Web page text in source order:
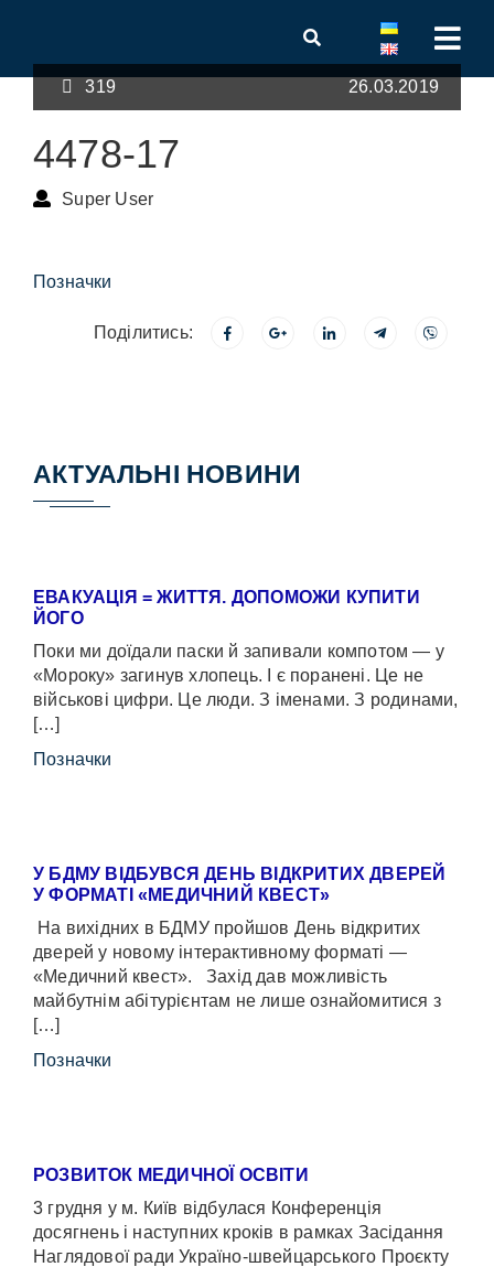
319 26.03.2019
4478-17
Super User
Позначки
Поділитись:
АКТУАЛЬНІ НОВИНИ
ЕВАКУАЦІЯ = ЖИТТЯ. ДОПОМОЖИ КУПИТИ
ЙОГО
Поки ми доїдали паски й запивали компотом — у
«Мороку» загинув хлопець. І є поранені. Це не
військові цифри. Це люди. З іменами. З родинами,
[…]
Позначки
У БДМУ ВІДБУВСЯ ДЕНЬ ВІДКРИТИХ ДВЕРЕЙ
У ФОРМАТІ «МЕДИЧНИЙ КВЕСТ»
На вихідних в БДМУ пройшов День відкритих
дверей у новому інтерактивному форматі —
«Медичний квест». Захід дав можливість
майбутнім абітурієнтам не лише ознайомитися з
[…]
Позначки
РОЗВИТОК МЕДИЧНОЇ ОСВІТИ
3 грудня у м. Київ відбулася Конференція
досягнень і наступних кроків в рамках Засідання
Наглядової ради Україно-швейцарського Проєкту